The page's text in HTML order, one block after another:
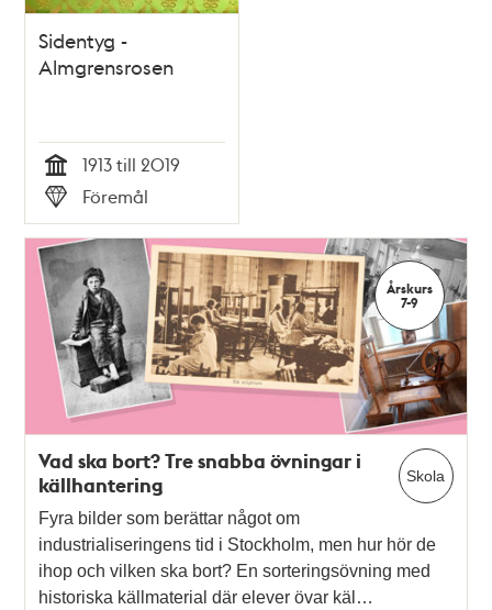
Sidentyg -
Almgrensrosen
Tid
1913 till 2019
Typ
Föremål
Årskurs
7-9
Skola
Vad ska bort? Tre snabba övningar i
källhantering
Fyra bilder som berättar något om
industrialiseringens tid i Stockholm, men hur hör de
ihop och vilken ska bort? En sorteringsövning med
historiska källmaterial där elever övar käl…